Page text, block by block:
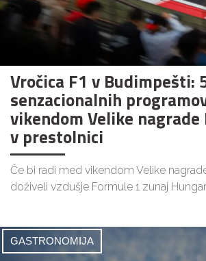
Vročica F1 v Budimpešti:
senzacionalnih
vikendom Velike nagrade
v prestolnici
Če bi radi med vikendom Velike
doživeli vzdušje Formule 1 zunaj
GASTRONOMIJA